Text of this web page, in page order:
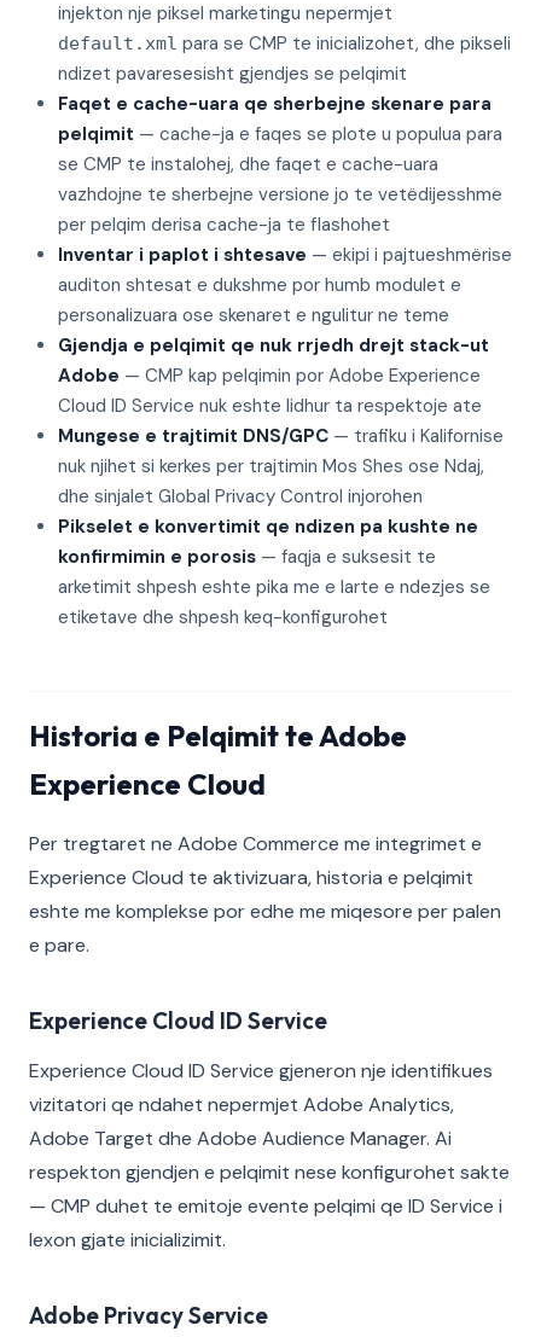
injekton nje piksel marketingu nepermjet
default.xml para se CMP te inicializohet, dhe pikseli
ndizet pavaresesisht gjendjes se pelqimit
Faqet e cache-uara qe sherbejne skenare para
pelqimit — cache-ja e faqes se plote u populua para
se CMP te instalohej, dhe faqet e cache-uara
vazhdojne te sherbejne versione jo te vetëdijesshme
per pelqim derisa cache-ja te flashohet
Inventar i paplot i shtesave — ekipi i pajtueshmërise
auditon shtesat e dukshme por humb modulet e
personalizuara ose skenaret e ngulitur ne teme
Gjendja e pelqimit qe nuk rrjedh drejt stack-ut
Adobe — CMP kap pelqimin por Adobe Experience
Cloud ID Service nuk eshte lidhur ta respektoje ate
Mungese e trajtimit DNS/GPC — trafiku i Kalifornise
nuk njihet si kerkes per trajtimin Mos Shes ose Ndaj,
dhe sinjalet Global Privacy Control injorohen
Pikselet e konvertimit qe ndizen pa kushte ne
konfirmimin e porosis — faqja e suksesit te
arketimit shpesh eshte pika me e larte e ndezjes se
etiketave dhe shpesh keq-konfigurohet
Historia e Pelqimit te Adobe
Experience Cloud
Per tregtaret ne Adobe Commerce me integrimet e
Experience Cloud te aktivizuara, historia e pelqimit
eshte me komplekse por edhe me miqesore per palen
e pare.
Experience Cloud ID Service
Experience Cloud ID Service gjeneron nje identifikues
vizitatori qe ndahet nepermjet Adobe Analytics,
Adobe Target dhe Adobe Audience Manager. Ai
respekton gjendjen e pelqimit nese konfigurohet sakte
— CMP duhet te emitoje evente pelqimi qe ID Service i
lexon gjate inicializimit.
Adobe Privacy Service